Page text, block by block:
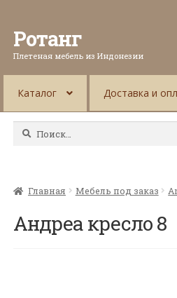
Ротанг
Плетеная мебель из Индонезии
Каталог Доставка и
Найти:
Главная Мебель под заказ
Андреа кресло 8